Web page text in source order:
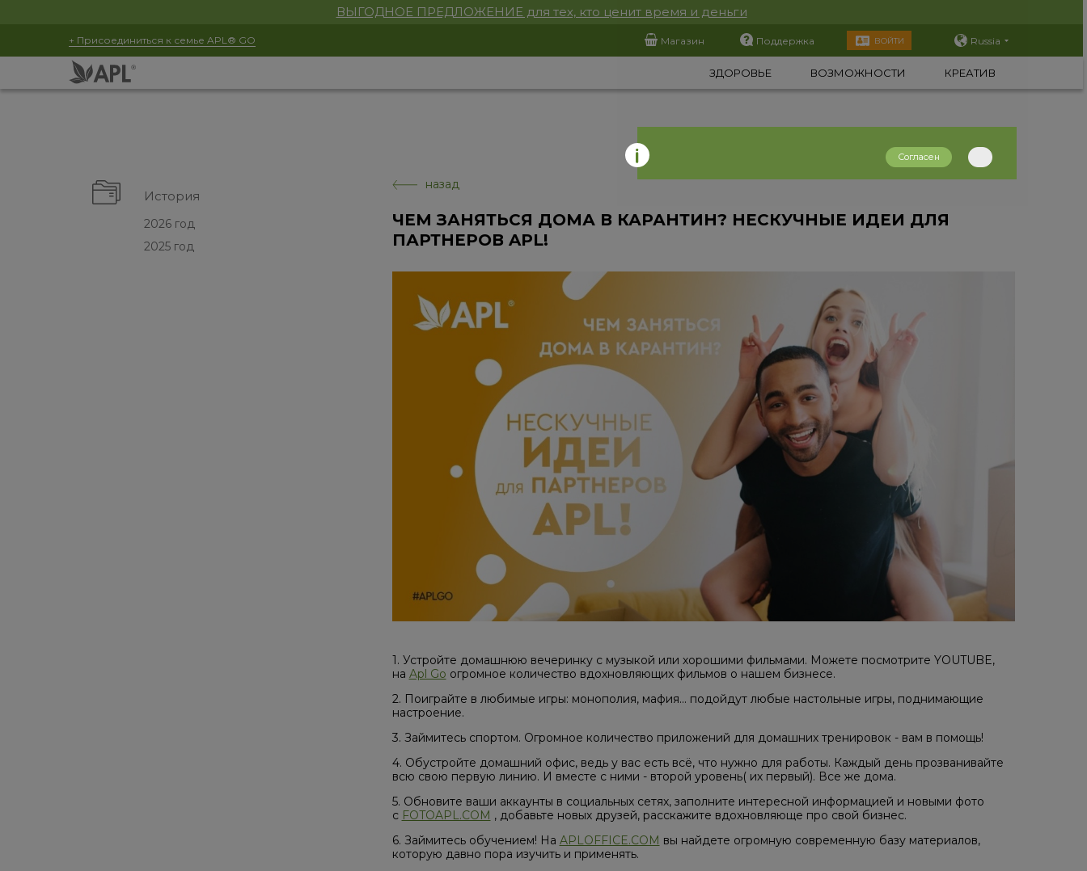
ВЫГОДНОЕ ПРЕДЛОЖЕНИЕ для тех, кто ценит время и деньги
+ Присоединиться к семье APL® GO Магазин Поддержка ВОЙТИ Russia
ЗДОРОВЬЕ ВОЗМОЖНОСТИ КРЕАТИВ
История
2026 год
2025 год
назад
ЧЕМ ЗАНЯТЬСЯ ДОМА В КАРАНТИН? НЕСКУЧНЫЕ ИДЕИ ДЛЯ
ПАРТНЕРОВ APL!
1. Устройте домашнюю вечеринку с музыкой или хорошими фильмами. Можете посмотрите YOUTUBE,
на Apl Go огромное количество вдохновляющих фильмов о нашем бизнесе.
2. Поиграйте в любимые игры: монополия, мафия... подойдут любые настольные игры, поднимающие
настроение.
3. Займитесь спортом. Огромное количество приложений для домашних тренировок - вам в помощь!
4. Обустройте домашний офис, ведь у вас есть всё, что нужно для работы. Каждый день прозванивайте
всю свою первую линию. И вместе с ними - второй уровень( их первый). Все же дома.
5. Обновите ваши аккаунты в социальных сетях, заполните интересной информацией и новыми фото
с FOTOAPL.COM , добавьте новых друзей, расскажите вдохновляюще про свой бизнес.
6. Займитесь обучением! На APLOFFICE.COM вы найдете огромную современную базу материалов,
которую давно пора изучить и применять.
Согласен